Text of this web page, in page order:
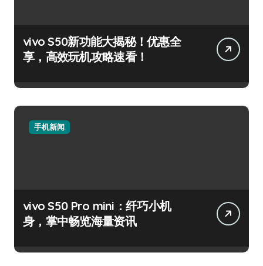
vivo S50新功能大揭秘！优惠全
享，高效玩机攻略速看！
手机新闻
vivo S50 Pro mini：纤巧小机
身，掌中畅览海量资讯